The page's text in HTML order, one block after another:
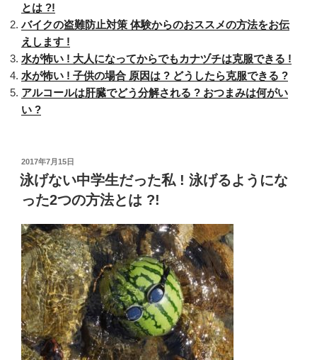
は
ス
キ
ー
が
上
手
る
!
運
の
コ
ツ
は
?
共
通
点
とは ?!
バイクの盗難防止対策 体験からのおススメの方法をお伝
えします !
水が怖い ! 大人になってからでもカナヅチは克服できる !
水が怖い ! 子供の場合 原因は ? どうしたら克服できる ?
アルコールは肝臓でどう分解される ? おつまみは何がい
い ?
投
稿
日:
2017年7月15日
泳げない中学生だった私 ! 泳げるようにな
った2つの方法とは ?!